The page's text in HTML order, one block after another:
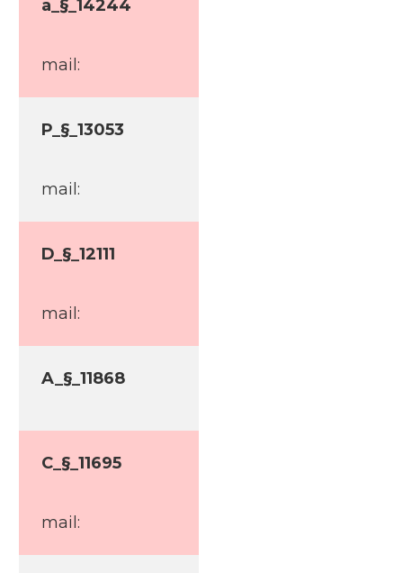
a_§_14244
mail:
P_§_13053
mail:
D_§_12111
mail:
A_§_11868
C_§_11695
mail: